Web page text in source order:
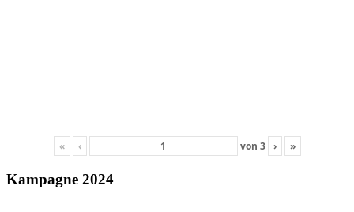
« ‹ von 3 › »
Kampagne 2024